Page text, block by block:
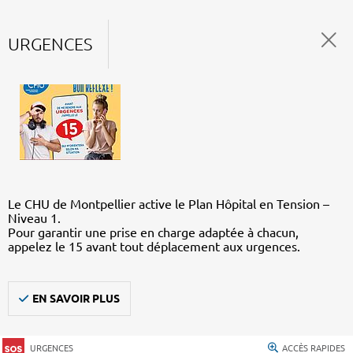
URGENCES
Le CHU de Montpellier active le Plan Hôpital en Tension –
Niveau 1.
Pour garantir une prise en charge adaptée à chacun,
appelez le 15 avant tout déplacement aux urgences.
EN SAVOIR PLUS
URGENCES ACCÈS RAPIDES